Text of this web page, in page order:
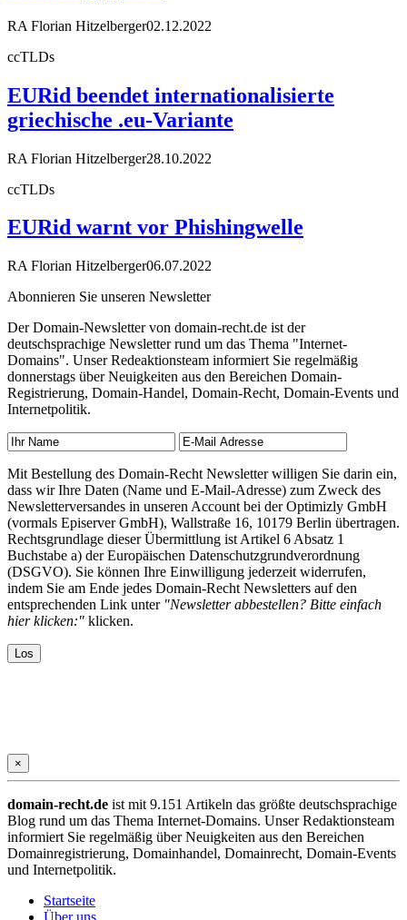
RA Florian Hitzelberger02.12.2022
ccTLDs
EURid beendet internationalisierte
griechische .eu-Variante
RA Florian Hitzelberger28.10.2022
ccTLDs
EURid warnt vor Phishingwelle
RA Florian Hitzelberger06.07.2022
Abonnieren Sie unseren Newsletter
Der Domain-Newsletter von domain-recht.de ist der
deutschsprachige Newsletter rund um das Thema "Internet-
Domains". Unser Redeaktionsteam informiert Sie regelmäßig
donnerstags über Neuigkeiten aus den Bereichen Domain-
Registrierung, Domain-Handel, Domain-Recht, Domain-Events und
Internetpolitik.
Mit Bestellung des Domain-Recht Newsletter willigen Sie darin ein,
dass wir Ihre Daten (Name und E-Mail-Adresse) zum Zweck des
Newsletterversandes in unseren Account bei der Optimizly GmbH
(vormals Episerver GmbH), Wallstraße 16, 10179 Berlin übertragen.
Rechtsgrundlage dieser Übermittlung ist Artikel 6 Absatz 1
Buchstabe a) der Europäischen Datenschutzgrundverordnung
(DSGVO). Sie können Ihre Einwilligung jederzeit widerrufen,
indem Sie am Ende jedes Domain-Recht Newsletters auf den
entsprechenden Link unter "Newsletter abbestellen? Bitte einfach
hier klicken:" klicken.
×
domain-recht.de ist mit 9.151 Artikeln das größte deutschsprachige
Blog rund um das Thema Internet-Domains. Unser Redaktionsteam
informiert Sie regelmäßig über Neuigkeiten aus den Bereichen
Domainregistrierung, Domainhandel, Domainrecht, Domain-Events
und Internetpolitik.
Startseite